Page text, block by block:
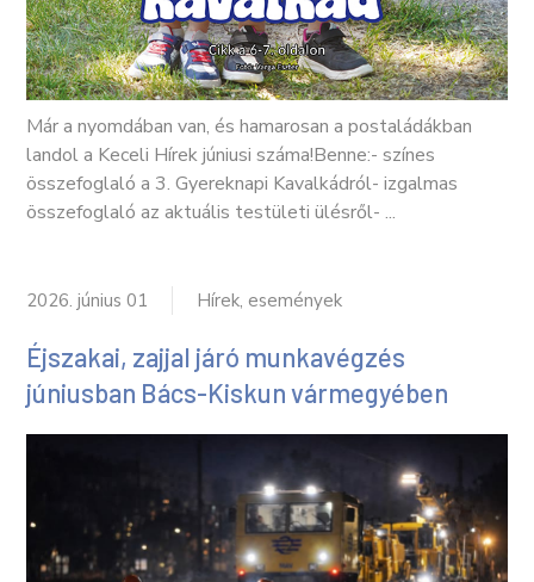
Már a nyomdában van, és hamarosan a postaládákban
landol a Keceli Hírek júniusi száma!Benne:- színes
összefoglaló a 3. Gyereknapi Kavalkádról- izgalmas
összefoglaló az aktuális testületi ülésről- ...
2026. június 01 Hírek, események
Éjszakai, zajjal járó munkavégzés
júniusban Bács-Kiskun vármegyében